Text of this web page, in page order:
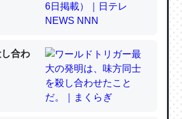
いないのか」に関する新仮説
ぼちぼちRingも置こうかと画策
合わ